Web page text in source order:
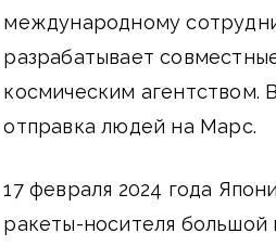
международному
разрабатывает
космическим агентством.
отправка людей на Марс.
17 февраля 2024 года
ракеты-носителя